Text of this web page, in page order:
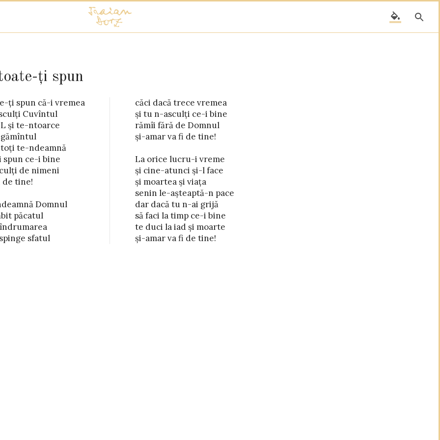
ți spun
ți spun că-i vremea
Cuvîntul
și te-ntoarce
toți te-ndeamnă
ce-i bine
de nimeni
de tine!
Domnul
păcatul
sfatul
trece vremea
ce-i bine
de Domnul
fi de tine!
i vreme
și-l face
și viața
tu n-ai grijă
ce-i bine
și moarte